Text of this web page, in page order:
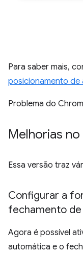
Para saber mais,
posicionamento de
Problema do
Melhorias
Essa versão traz
Configurar a
fechamento de
Agora é possível
automática e o